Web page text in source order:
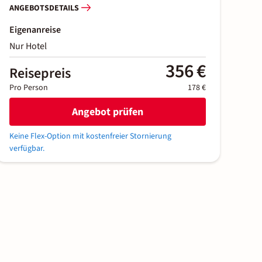
ANGEBOTSDETAILS
Eigenanreise
Nur Hotel
Reisepreis 356 €
Pro Person 178 €
Angebot prüfen
Keine Flex-Option mit kostenfreier Stornierung
verfügbar.